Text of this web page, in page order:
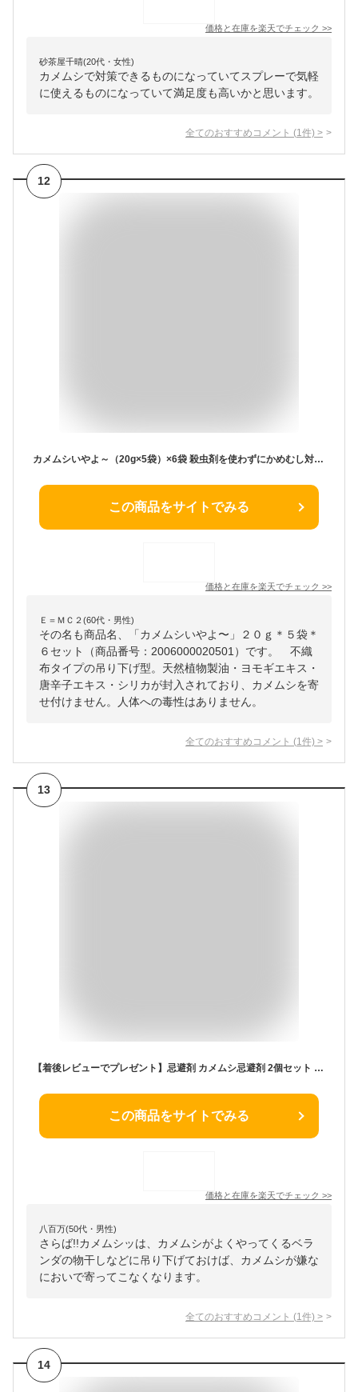
価格と在庫を楽天でチェック >>
砂茶屋千晴(20代・女性)
カメムシで対策できるものになっていてスプレーで気軽
に使えるものになっていて満足度も高いかと思います。
全てのおすすめコメント (1 件) >
12
カメムシいやよ～（20g×5袋）×6袋 殺虫剤を使わずにかめむし対策 洗濯物 ベランダ 外壁
この商品をサイトでみる
価格と在庫を楽天でチェック >>
Ｅ＝ＭＣ２(60代・男性)
その名も商品名、「カメムシいやよ〜」２０ｇ＊５袋＊
６セット（商品番号：2006000020501）です。 不織
布タイプの吊り下げ型。天然植物製油・ヨモギエキス・
唐辛子エキス・シリカが封入されており、カメムシを寄
せ付けません。人体への毒性はありません。
全てのおすすめコメント (1 件) >
13
【着後レビューでプレゼント】忌避剤 カメムシ忌避剤 2個セット 寄せ付けない カメムシ対策 カメムシ除去剤 吊り下げる 長く効く 長持ち 効き目 虫よけ ベランダ 玄関 窓 物干し竿 軒下 退治 追い払う 駆除 植物由来成分【▲】/さらばカメムシ2個セット
この商品をサイトでみる
価格と在庫を楽天でチェック >>
八百万(50代・男性)
さらば!!カメムシッは、カメムシがよくやってくるベラ
ンダの物干しなどに吊り下げておけば、カメムシが嫌な
においで寄ってこなくなります。
全てのおすすめコメント (1 件) >
14